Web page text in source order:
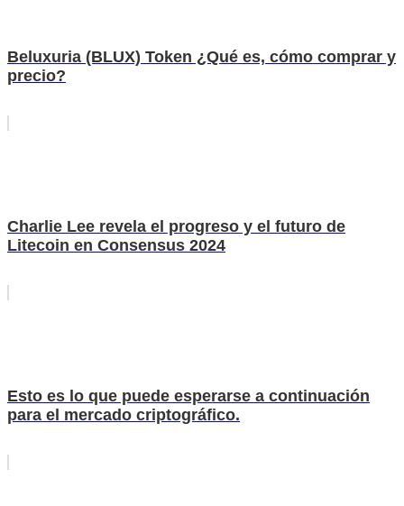
Beluxuria (BLUX) Token ¿Qué es, cómo comprar y
precio?
Charlie Lee revela el progreso y el futuro de
Litecoin en Consensus 2024
Esto es lo que puede esperarse a continuación
para el mercado criptográfico.